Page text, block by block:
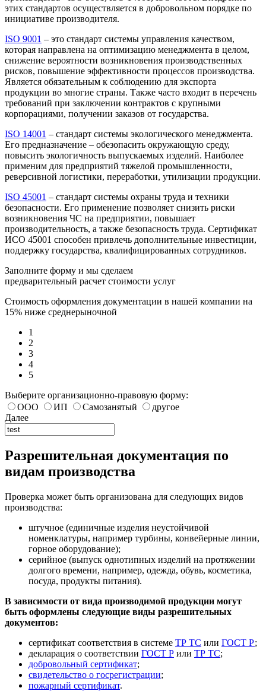
этих стандартов осуществляется в добровольном порядке по
инициативе производителя.
ISO 9001 – это стандарт системы управления качеством,
которая направлена на оптимизацию менеджмента в целом,
снижение вероятности возникновения производственных
рисков, повышение эффективности процессов производства.
Является обязательным к соблюдению для экспорта
продукции во многие страны. Также часто входит в перечень
требований при заключении контрактов с крупными
корпорациями, получении заказов от государства.
ISO 14001 – стандарт системы экологического менеджмента.
Его предназначение – обезопасить окружающую среду,
повысить экологичность выпускаемых изделий. Наиболее
применим для предприятий тяжелой промышленности,
реверсивной логистики, переработки, утилизации продукции.
ISO 45001 – стандарт системы охраны труда и техники
безопасности. Его применение позволяет снизить риски
возникновения ЧС на предприятии, повышает
производительность, а также безопасность труда. Сертификат
ИСО 45001 способен привлечь дополнительные инвестиции,
поддержку государства, квалифицированных сотрудников.
Заполните форму и мы сделаем
предварительный расчет стоимости услуг
Стоимость оформления документации в нашей компании на
15% ниже среднерыночной
1
2
3
4
5
Выберите организационно-правовую форму:
ООО
ИП Самозанятый
другое
Далее
Разрешительная документация по
видам производства
Проверка может быть организована для следующих видов
производства:
штучное (единичные изделия неустойчивой
номенклатуры, например турбины, конвейерные линии,
горное оборудование);
серийное (выпуск однотипных изделий на протяжении
долгого времени, например, одежда, обувь, косметика,
посуда, продукты питания).
В зависимости от вида производимой продукции могут
быть оформлены следующие виды разрешительных
документов:
сертификат соответствия в системе ТР ТС или ГОСТ Р;
декларация о соответствии ГОСТ Р или ТР ТС;
добровольный сертификат;
свидетельство о госрегистрации;
пожарный сертификат.